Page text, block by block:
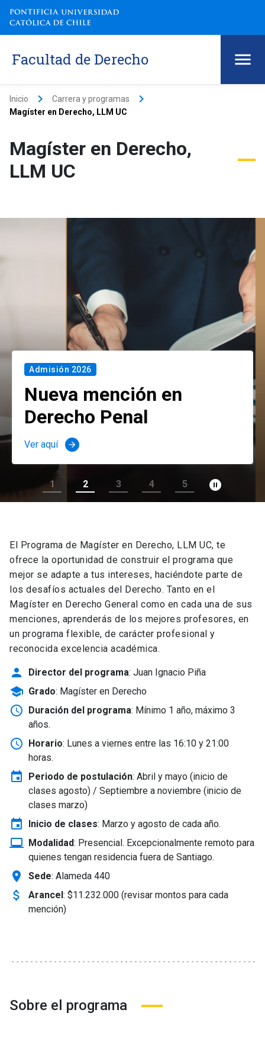
Facultad de Derecho
Inicio keyboard_arrow_right Carrera y programas keyboard_arrow_right
Magíster en Derecho, LLM UC
Magíster en Derecho,
LLM UC
Admisión 2026
Nueva mención en
Derecho Penal
Ver aquí arrow_forward
1 2 3 4 5 pause_circle_filled
El Programa de Magíster en Derecho, LLM UC, te
ofrece la oportunidad de construir el programa que
mejor se adapte a tus intereses, haciéndote parte de
los desafíos actuales del Derecho. Tanto en el
Magíster en Derecho General como en cada una de sus
menciones, aprenderás de los mejores profesores, en
un programa flexible, de carácter profesional y
reconocida excelencia académica.
person Director del programa: Juan Ignacio Piña
school Grado: Magíster en Derecho
schedule Duración del programa: Mínimo 1 año, máximo 3
años.
schedule Horario: Lunes a viernes entre las 16:10 y 21:00
horas.
event Periodo de postulación: Abril y mayo (inicio de
clases agosto) / Septiembre a noviembre (inicio de
clases marzo)
event Inicio de clases: Marzo y agosto de cada año.
laptop_windows Modalidad: Presencial. Excepcionalmente remoto para
quienes tengan residencia fuera de Santiago.
location_on Sede: Alameda 440
attach_money Arancel: $11.232.000 (revisar montos para cada
mención)
Sobre el programa